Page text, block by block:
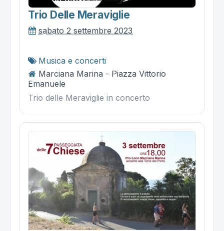
Trio Delle Meraviglie
sabato 2 settembre 2023
Musica e concerti
Marciana Marina - Piazza Vittorio
Emanuele
Trio delle Meraviglie in concerto